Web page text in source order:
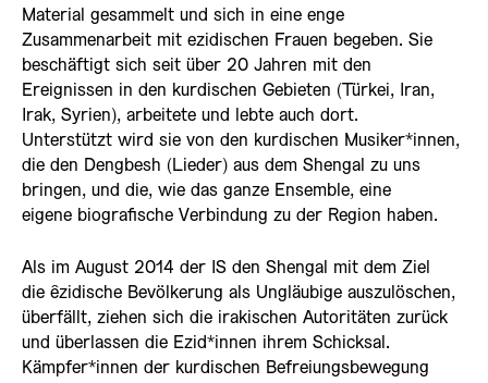
Material gesammelt und sich in eine enge
Zusammenarbeit mit ezidischen Frauen begeben. Sie
beschäftigt sich seit über 20 Jahren mit den
Ereignissen in den kurdischen Gebieten (Türkei, Iran,
Irak, Syrien), arbeitete und lebte auch dort.
Unterstützt wird sie von den kurdischen Musiker*innen,
die den Dengbesh (Lieder) aus dem Shengal zu uns
bringen, und die, wie das ganze Ensemble, eine
eigene biografische Verbindung zu der Region haben.
Als im August 2014 der IS den Shengal mit dem Ziel
die êzidische Bevölkerung als Ungläubige auszulöschen,
überfällt, ziehen sich die irakischen Autoritäten zurück
und überlassen die Ezid*innen ihrem Schicksal.
Kämpfer*innen der kurdischen Befreiungsbewegung